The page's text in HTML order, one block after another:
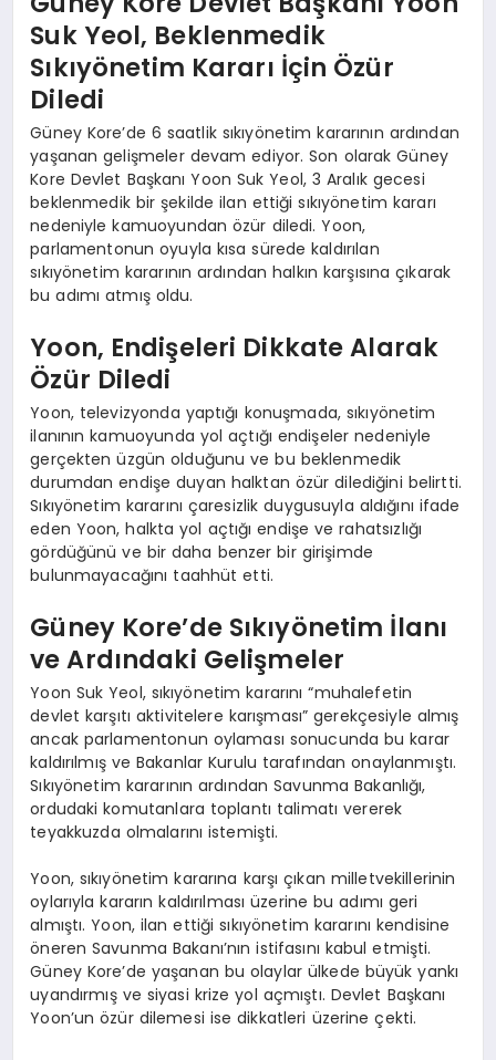
Suk Yeol, Beklenmedik
Sıkıyönetim Kararı İçin Özür
Diledi
Güney Kore’de 6 saatlik sıkıyönetim kararının ardından
yaşanan gelişmeler devam ediyor. Son olarak Güney
Kore Devlet Başkanı Yoon Suk Yeol, 3 Aralık gecesi
beklenmedik bir şekilde ilan ettiği sıkıyönetim kararı
nedeniyle kamuoyundan özür diledi. Yoon,
parlamentonun oyuyla kısa sürede kaldırılan
sıkıyönetim kararının ardından halkın karşısına çıkarak
bu adımı atmış oldu.
Yoon, Endişeleri Dikkate Alarak
Özür Diledi
Yoon, televizyonda yaptığı konuşmada, sıkıyönetim
ilanının kamuoyunda yol açtığı endişeler nedeniyle
gerçekten üzgün olduğunu ve bu beklenmedik
durumdan endişe duyan halktan özür dilediğini belirtti.
Sıkıyönetim kararını çaresizlik duygusuyla aldığını ifade
eden Yoon, halkta yol açtığı endişe ve rahatsızlığı
gördüğünü ve bir daha benzer bir girişimde
bulunmayacağını taahhüt etti.
Güney Kore’de Sıkıyönetim İlanı
ve Ardındaki Gelişmeler
Yoon Suk Yeol, sıkıyönetim kararını “muhalefetin
devlet karşıtı aktivitelere karışması” gerekçesiyle almış
ancak parlamentonun oylaması sonucunda bu karar
kaldırılmış ve Bakanlar Kurulu tarafından onaylanmıştı.
Sıkıyönetim kararının ardından Savunma Bakanlığı,
ordudaki komutanlara toplantı talimatı vererek
teyakkuzda olmalarını istemişti.
Yoon, sıkıyönetim kararına karşı çıkan milletvekillerinin
oylarıyla kararın kaldırılması üzerine bu adımı geri
almıştı. Yoon, ilan ettiği sıkıyönetim kararını kendisine
öneren Savunma Bakanı’nın istifasını kabul etmişti.
Güney Kore’de yaşanan bu olaylar ülkede büyük yankı
uyandırmış ve siyasi krize yol açmıştı. Devlet Başkanı
Yoon’un özür dilemesi ise dikkatleri üzerine çekti.